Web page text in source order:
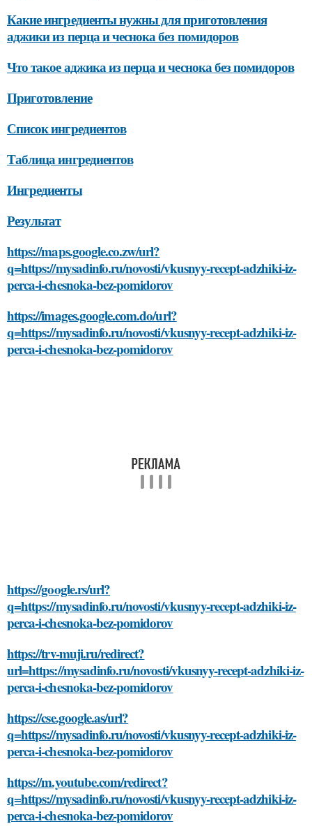
Какие ингредиенты нужны для приготовления
аджики из перца и чеснока без помидоров
Что такое аджика из перца и чеснока без помидоров
Приготовление
Список ингредиентов
Таблица ингредиентов
Ингредиенты
Результат
https://maps.google.co.zw/url?
q=https://mysadinfo.ru/novosti/vkusnyy-recept-adzhiki-iz-
perca-i-chesnoka-bez-pomidorov
https://images.google.com.do/url?
q=https://mysadinfo.ru/novosti/vkusnyy-recept-adzhiki-iz-
perca-i-chesnoka-bez-pomidorov
https://google.rs/url?
q=https://mysadinfo.ru/novosti/vkusnyy-recept-adzhiki-iz-
perca-i-chesnoka-bez-pomidorov
https://trv-muji.ru/redirect?
url=https://mysadinfo.ru/novosti/vkusnyy-recept-adzhiki-iz-
perca-i-chesnoka-bez-pomidorov
https://cse.google.as/url?
q=https://mysadinfo.ru/novosti/vkusnyy-recept-adzhiki-iz-
perca-i-chesnoka-bez-pomidorov
https://m.youtube.com/redirect?
q=https://mysadinfo.ru/novosti/vkusnyy-recept-adzhiki-iz-
perca-i-chesnoka-bez-pomidorov